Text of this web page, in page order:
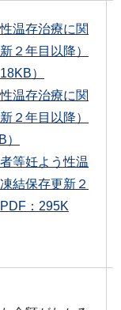
温存治療に関
２年目以降）
）
温存治療に関
２年目以降）
等妊よう性温
結保存更新２
：295K